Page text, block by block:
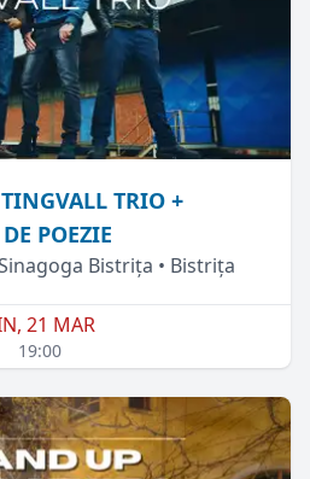
TINGVALL TRIO +
POEZIE
Bistrița • Bistrița
21 MAR
19:00